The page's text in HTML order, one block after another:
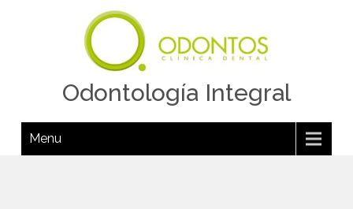
Odontología Integral
Menu